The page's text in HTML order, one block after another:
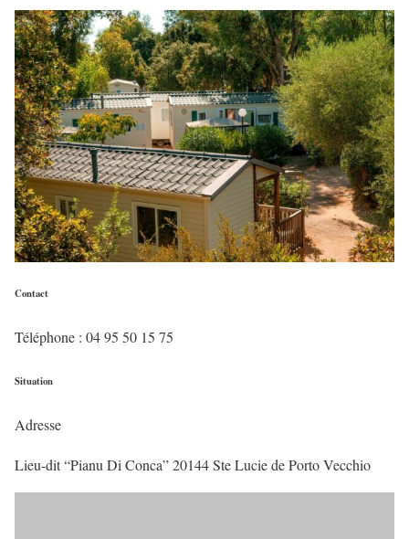
Contact
Téléphone : 04 95 50 15 75
Situation
Adresse
Lieu-dit “Pianu Di Conca” 20144 Ste Lucie de Porto Vecchio